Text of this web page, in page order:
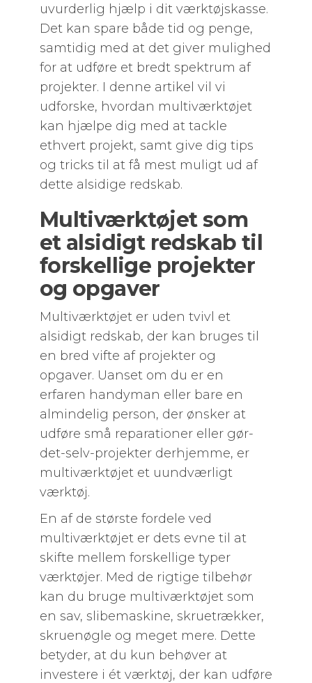
uvurderlig hjælp i dit værktøjskasse.
Det kan spare både tid og penge,
samtidig med at det giver mulighed
for at udføre et bredt spektrum af
projekter. I denne artikel vil vi
udforske, hvordan multiværktøjet
kan hjælpe dig med at tackle
ethvert projekt, samt give dig tips
og tricks til at få mest muligt ud af
dette alsidige redskab.
Multiværktøjet som
et alsidigt redskab til
forskellige projekter
og opgaver
Multiværktøjet er uden tvivl et
alsidigt redskab, der kan bruges til
en bred vifte af projekter og
opgaver. Uanset om du er en
erfaren handyman eller bare en
almindelig person, der ønsker at
udføre små reparationer eller gør-
det-selv-projekter derhjemme, er
multiværktøjet et uundværligt
værktøj.
En af de største fordele ved
multiværktøjet er dets evne til at
skifte mellem forskellige typer
værktøjer. Med de rigtige tilbehør
kan du bruge multiværktøjet som
en sav, slibemaskine, skruetrækker,
skruenøgle og meget mere. Dette
betyder, at du kun behøver at
investere i ét værktøj, der kan udføre